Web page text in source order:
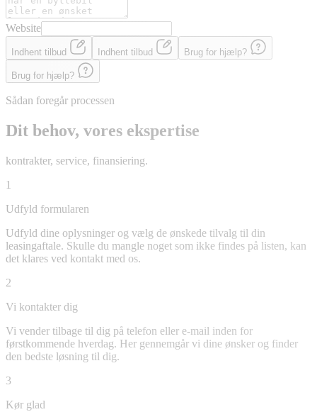
Website
Indhent tilbud Indhent tilbud Brug for hjælp?
Brug for hjælp?
Sådan foregår processen
Dit behov, vores ekspertise
kontrakter, service, finansiering.
1
Udfyld formularen
Udfyld dine oplysninger og vælg de ønskede tilvalg til din
leasingaftale. Skulle du mangle noget som ikke findes på listen, kan
det klares ved kontakt med os.
2
Vi kontakter dig
Vi vender tilbage til dig på telefon eller e-mail inden for
førstkommende hverdag. Her gennemgår vi dine ønsker og finder
den bedste løsning til dig.
3
Kør glad